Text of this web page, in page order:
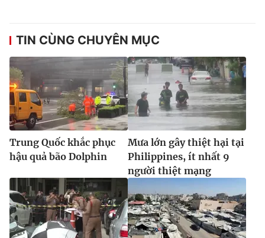
® Cấm sao chép dưới mọi hình thức nếu không có sự chấp
thuận bằng văn bản. Ghi rõ nguồn VTV.vn khi phát hành lại
thông tin từ website này.
TIN CÙNG CHUYÊN MỤC
Trung Quốc khắc phục
hậu quả bão Dolphin
Mưa lớn gây thiệt hại tại
Philippines, ít nhất 9
người thiệt mạng